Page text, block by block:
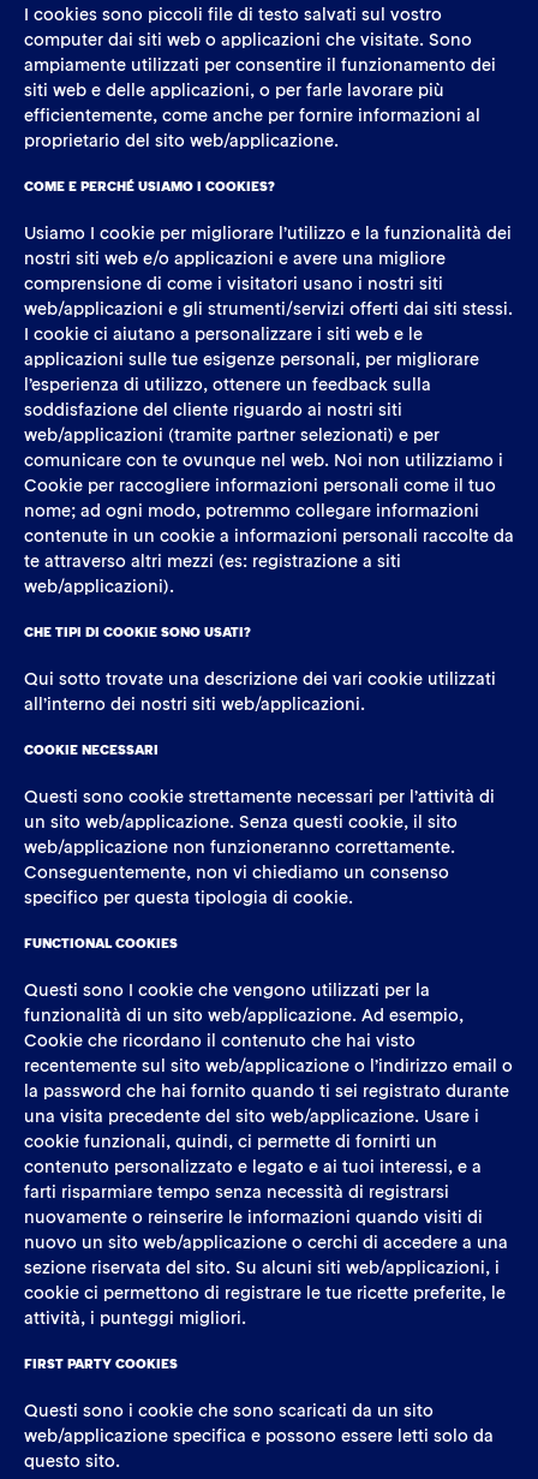
I cookies sono piccoli file di testo salvati sul vostro
computer dai siti web o applicazioni che visitate. Sono
ampiamente utilizzati per consentire il funzionamento dei
siti web e delle applicazioni, o per farle lavorare più
efficientemente, come anche per fornire informazioni al
proprietario del sito web/applicazione.
COME E PERCHÉ USIAMO I COOKIES?
Usiamo I cookie per migliorare l’utilizzo e la funzionalità dei
nostri siti web e/o applicazioni e avere una migliore
comprensione di come i visitatori usano i nostri siti
web/applicazioni e gli strumenti/servizi offerti dai siti stessi.
I cookie ci aiutano a personalizzare i siti web e le
applicazioni sulle tue esigenze personali, per migliorare
l’esperienza di utilizzo, ottenere un feedback sulla
soddisfazione del cliente riguardo ai nostri siti
web/applicazioni (tramite partner selezionati) e per
comunicare con te ovunque nel web. Noi non utilizziamo i
Cookie per raccogliere informazioni personali come il tuo
nome; ad ogni modo, potremmo collegare informazioni
contenute in un cookie a informazioni personali raccolte da
te attraverso altri mezzi (es: registrazione a siti
web/applicazioni).
CHE TIPI DI COOKIE SONO USATI?
Qui sotto trovate una descrizione dei vari cookie utilizzati
all’interno dei nostri siti web/applicazioni.
COOKIE NECESSARI
Questi sono cookie strettamente necessari per l’attività di
un sito web/applicazione. Senza questi cookie, il sito
web/applicazione non funzioneranno correttamente.
Conseguentemente, non vi chiediamo un consenso
specifico per questa tipologia di cookie.
FUNCTIONAL COOKIES
Questi sono I cookie che vengono utilizzati per la
funzionalità di un sito web/applicazione. Ad esempio,
Cookie che ricordano il contenuto che hai visto
recentemente sul sito web/applicazione o l’indirizzo email o
la password che hai fornito quando ti sei registrato durante
una visita precedente del sito web/applicazione. Usare i
cookie funzionali, quindi, ci permette di fornirti un
contenuto personalizzato e legato e ai tuoi interessi, e a
farti risparmiare tempo senza necessità di registrarsi
nuovamente o reinserire le informazioni quando visiti di
nuovo un sito web/applicazione o cerchi di accedere a una
sezione riservata del sito. Su alcuni siti web/applicazioni, i
cookie ci permettono di registrare le tue ricette preferite, le
attività, i punteggi migliori.
FIRST PARTY COOKIES
Questi sono i cookie che sono scaricati da un sito
web/applicazione specifica e possono essere letti solo da
questo sito.